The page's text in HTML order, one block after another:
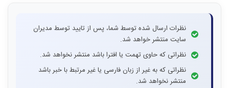
نظرات ارسال شده توسط شما، پس از تایید توسط مدیران
سایت منتشر خواهد شد.
نظراتی که حاوی تهمت یا افترا باشد منتشر نخواهد شد.
نظراتی که به غیر از زبان فارسی یا غیر مرتبط با خبر باشد
منتشر نخواهد شد.